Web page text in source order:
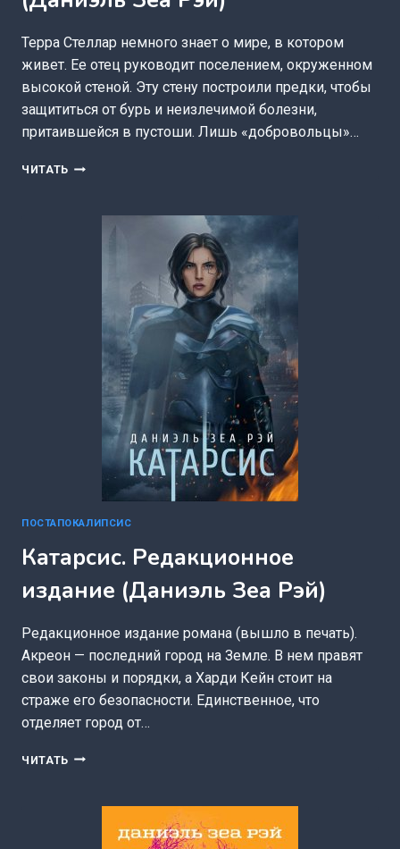
Терра Стеллар немного знает о мире, в котором
живет. Ее отец руководит поселением, окруженном
высокой стеной. Эту стену построили предки, чтобы
защититься от бурь и неизлечимой болезни,
притаившейся в пустоши. Лишь «добровольцы»…
ЧИТАТЬ ТЕРРА
ПРЕДКОВ
ПОСТАПОКАЛИПСИС
Катарсис. Редакционное
издание (Даниэль Зеа Рэй)
Редакционное издание романа (вышло в печать).
Акреон — последний город на Земле. В нем правят
свои законы и порядки, а Харди Кейн стоит на
страже его безопасности. Единственное, что
отделяет город от…
ЧИТАТЬ КАТАРСИС.
(ДАНИЭЛЬ